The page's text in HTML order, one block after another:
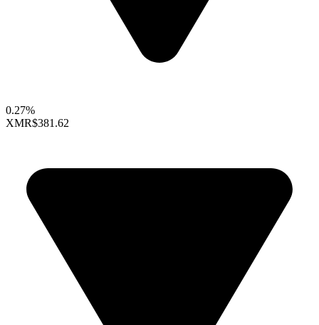
0.27%
XMR$381.62